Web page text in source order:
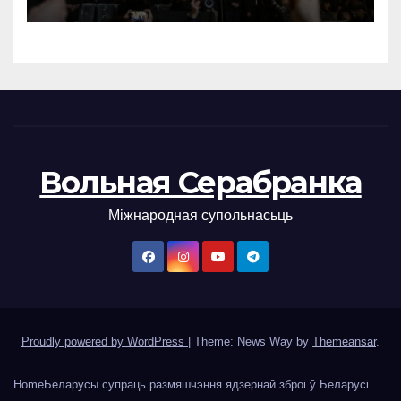
Вольная Серабранка
Міжнародная супольнасьць
Proudly powered by WordPress Theme: News Way by Themeansar.
HomeБеларусы супраць размяшчэння ядзернай зброі ў Беларусі